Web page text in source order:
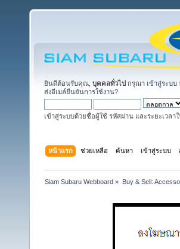
ยินดีต้อนรับคุณ, บุคคลทั่วไป กรุณา เข้าสู่ระบบ
ส่งอีเมล์ยืนยันการใช้งาน?
เข้าสู่ระบบด้วยชื่อผู้ใช้ รหัสผ่าน และระยะเวลา
หน้าแรก ช่วยเหลือ ค้นหา เข้าสู่ระบบ
Siam Subaru Webboard » Buy & Sell: